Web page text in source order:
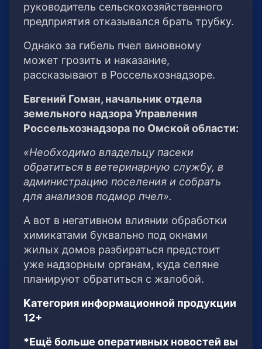
руководитель сельскохозяйственного
предприятия отказывался брать трубку.
Однако за гибель пчел виновному
может грозить и наказание,
рассказывают в Россельхознадзоре.
Евгений Гоман, начальник отдела
земельного надзора Управления
Россельхознадзора по Омской области:
«Необходимо владельцу пасеки
обратиться в ветеринарную службу, в
администрацию поселения и собрать
для анализов подмор пчел».
А вот в негативном влиянии обработки
химикатами буквально под окнами
жилых домов разбираться предстоит
уже надзорным органам, куда селяне
планируют обратиться с жалобой.
Категория информационной продукции
12+
*Ещё больше оперативных новостей вы